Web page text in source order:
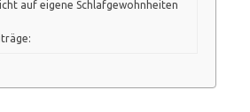
auf eigene Schlafgewohnheiten